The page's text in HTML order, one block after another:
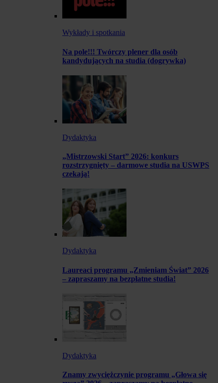
Wykłady i spotkania
Na pole!!! Twórczy plener dla osób
kandydujących na studia (dogrywka)
Dydaktyka
„Mistrzowski Start” 2026: konkurs
rozstrzygnięty – darmowe studia na USWPS
czekają!
Dydaktyka
Laureaci programu „Zmieniam Świat” 2026
– zapraszamy na bezpłatne studia!
Dydaktyka
Znamy zwyciężczynie programu „Głowa się